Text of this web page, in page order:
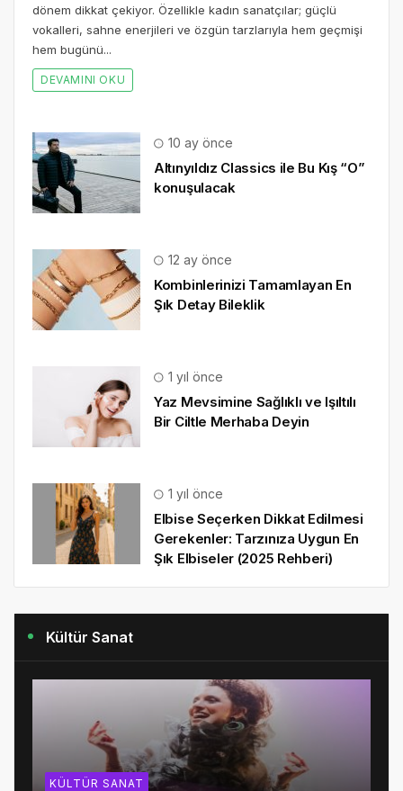
dönem dikkat çekiyor. Özellikle kadın sanatçılar; güçlü
vokalleri, sahne enerjileri ve özgün tarzlarıyla hem geçmişi
hem bugünü...
DEVAMINI OKU
10 ay önce
Altınyıldız Classics ile Bu Kış “O”
konuşulacak
12 ay önce
Kombinlerinizi Tamamlayan En
Şık Detay Bileklik
1 yıl önce
Yaz Mevsimine Sağlıklı ve Işıltılı
Bir Ciltle Merhaba Deyin
1 yıl önce
Elbise Seçerken Dikkat Edilmesi
Gerekenler: Tarzınıza Uygun En
Şık Elbiseler (2025 Rehberi)
Kültür Sanat
KÜLTÜR SANAT